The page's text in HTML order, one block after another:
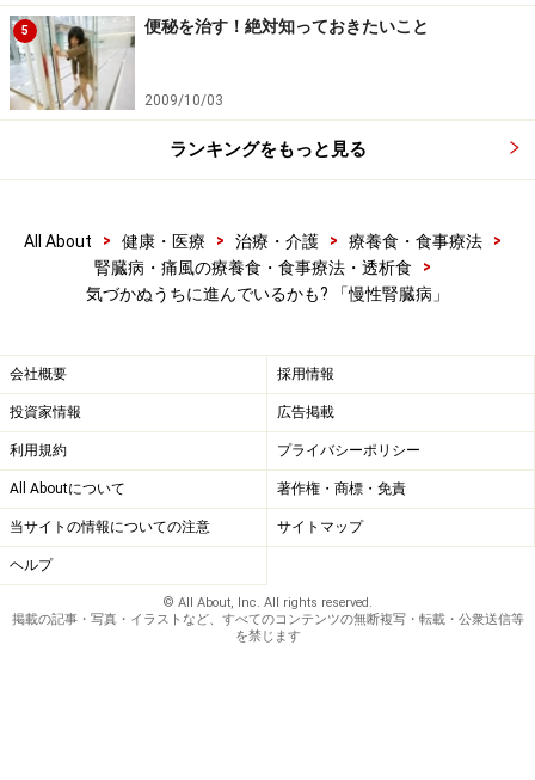
5 便秘を治す！絶対知っておきたいこと
2009/10/03
ランキングをもっと見る
All About > 健康・医療 > 治療・介護 > 療養食・食事療法
>
腎臓病・痛風の療養食・食事療法・透析食
>
気づかぬうちに進んでいるかも? 「慢性腎臓病」
会社概要 採用情報
投資家情報 広告掲載
利用規約 プライバシーポリシー
All Aboutについて 著作権・商標・免責
当サイトの情報についての注意 サイトマップ
ヘルプ
© All About, Inc. All rights reserved.
掲載の記事・写真・イラストなど、すべてのコンテンツの無断複写・転載・公衆送信等
を禁じます